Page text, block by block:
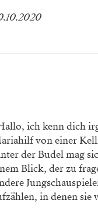
ich kenn dich
von einer
der Budel mag
Blick, der zu
in denen sie